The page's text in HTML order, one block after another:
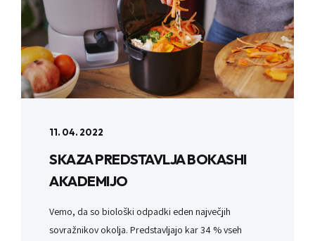
11. 04. 2022
SKAZA PREDSTAVLJA BOKASHI
AKADEMIJO
Vemo, da so biološki odpadki eden največjih
sovražnikov okolja. Predstavljajo kar 34 % vseh